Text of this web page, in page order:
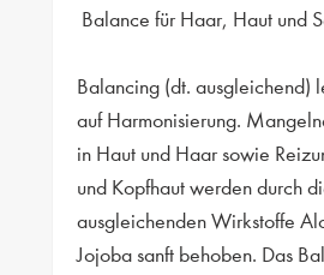
Balance für Haar, Haut und
Balancing (dt. ausgleichend)
auf Harmonisierung.
in Haut und Haar sowie
und Kopfhaut werden durch
ausgleichenden Wirkstoffe
Jojoba sanft behoben. Das